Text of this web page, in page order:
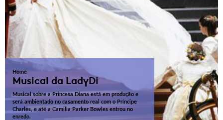
Home
Musical da LadyDi
Musical sobre a Princesa Diana está em produção e
será ambientado no casamento real com o Príncipe
Charles, e até a Camilla Parker Bowles entrou no
enredo.